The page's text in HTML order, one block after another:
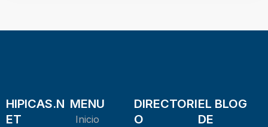
HIPICAS.N
ET
MENU
Inicio
DIRECTORI
O
EL BLOG
DE